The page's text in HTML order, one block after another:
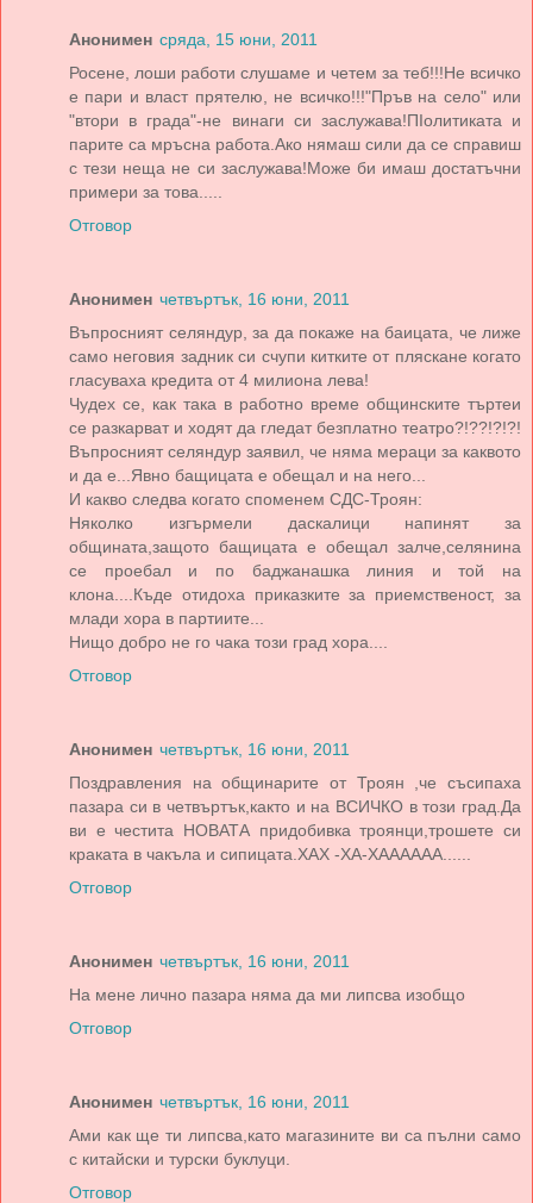
Анонимен сряда, 15 юни, 2011
Росене, лоши работи слушаме и четем за теб!!!Не всичко
е пари и власт прятелю, не всичко!!!"Пръв на село" или
"втори в града"-не винаги си заслужава!ПІолитиката и
парите са мръсна работа.Ако нямаш сили да се справиш
с тези неща не си заслужава!Може би имаш достатъчни
примери за това.....
Отговор
Анонимен четвъртък, 16 юни, 2011
Въпросният селяндур, за да покаже на баицата, че лиже
само неговия задник си счупи китките от пляскане когато
гласуваха кредита от 4 милиона лева!
Чудех се, как така в работно време общинските търтеи
се разкарват и ходят да гледат безплатно театро?!??!?!?!
Въпросният селяндур заявил, че няма мераци за каквото
и да е...Явно бащицата е обещал и на него...
И какво следва когато споменем СДС-Троян:
Няколко изгърмели даскалици напинят за
общината,защото бащицата е обещал залче,селянина
се проебал и по баджанашка линия и той на
клона....Къде отидоха приказките за приемственост, за
млади хора в партиите...
Нищо добро не го чака този град хора....
Отговор
Анонимен четвъртък, 16 юни, 2011
Поздравления на общинарите от Троян ,че съсипаха
пазара си в четвъртък,както и на ВСИЧКО в този град.Да
ви е честита НОВАТА придобивка троянци,трошете си
краката в чакъла и сипицата.ХАХ -ХА-ХАААААА......
Отговор
Анонимен четвъртък, 16 юни, 2011
На мене лично пазара няма да ми липсва изобщо
Отговор
Анонимен четвъртък, 16 юни, 2011
Ами как ще ти липсва,като магазините ви са пълни само
с китайски и турски буклуци.
Отговор